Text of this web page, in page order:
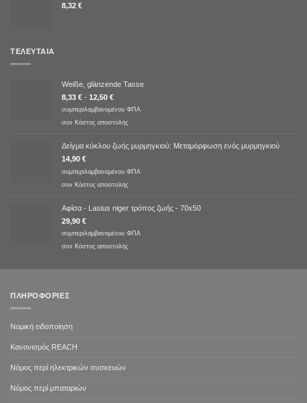
8,32 €
ΤΕΛΕΥΤΑΊΑ
Weiße, glänzende Tasse
8,33 € - 12,50 €
συμπεριλαμβανομένου ΦΠΑ
συν Κόστος αποστολής
Δείγμα κύκλου ζωής μυρμηγκιού: Μεταμόρφωση ενός μυρμηγκιού
14,90 €
συμπεριλαμβανομένου ΦΠΑ
συν Κόστος αποστολής
Αφίσα - Lasius niger τρόπος ζωής - 70x50
29,90 €
συμπεριλαμβανομένου ΦΠΑ
συν Κόστος αποστολής
ΠΛΗΡΟΦΟΡΊΕΣ
Νομική ειδοποίηση
Κανονισμός REACH
Νόμος περί ηλεκτρικών συσκευών
Νόμος περί μπαταριών